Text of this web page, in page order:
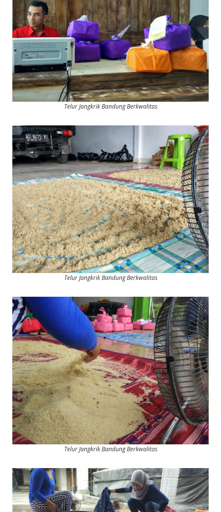
Telur Jangkrik Bandung Berkwalitas
Telur Jangkrik Bandung Berkwalitas
Telur Jangkrik Bandung Berkwalitas